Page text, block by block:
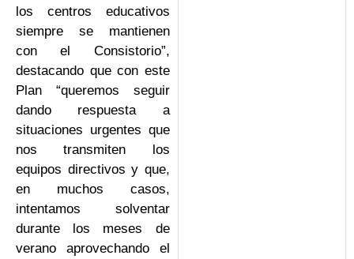
los centros educativos
siempre se mantienen
con el Consistorio”,
destacando que con este
Plan “queremos seguir
dando respuesta a
situaciones urgentes que
nos transmiten los
equipos directivos y que,
en muchos casos,
intentamos solventar
durante los meses de
verano aprovechando el